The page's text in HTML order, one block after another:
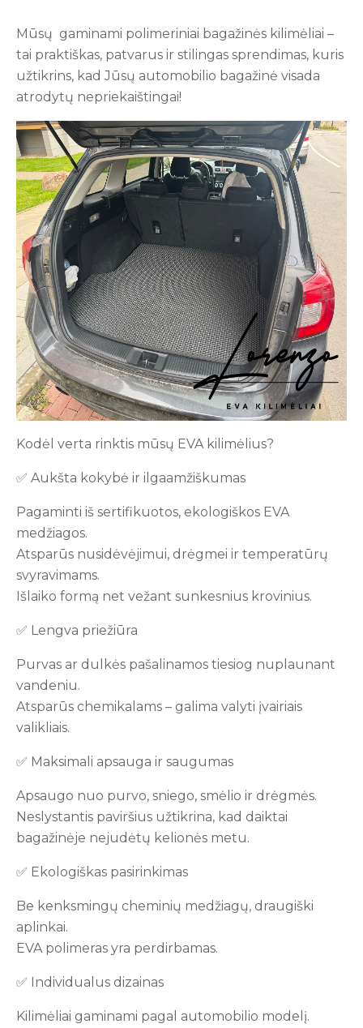
Mūsų gaminami polimeriniai bagažinės kilimėliai –
tai praktiškas, patvarus ir stilingas sprendimas, kuris
užtikrins, kad Jūsų automobilio bagažinė visada
atrodytų nepriekaištingai!
Kodėl verta rinktis mūsų EVA kilimėlius?
✅ Aukšta kokybė ir ilgaamžiškumas
Pagaminti iš sertifikuotos, ekologiškos EVA
medžiagos.
Atsparūs nusidėvėjimui, drėgmei ir temperatūrų
svyravimams.
Išlaiko formą net vežant sunkesnius krovinius.
✅ Lengva priežiūra
Purvas ar dulkės pašalinamos tiesiog nuplaunant
vandeniu.
Atsparūs chemikalams – galima valyti įvairiais
valikliais.
✅ Maksimali apsauga ir saugumas
Apsaugo nuo purvo, sniego, smėlio ir drėgmės.
Neslystantis paviršius užtikrina, kad daiktai
bagažinėje nejudėtų kelionės metu.
✅ Ekologiškas pasirinkimas
Be kenksmingų cheminių medžiagų, draugiški
aplinkai.
EVA polimeras yra perdirbamas.
✅ Individualus dizainas
Kilimėliai gaminami pagal automobilio modelį.